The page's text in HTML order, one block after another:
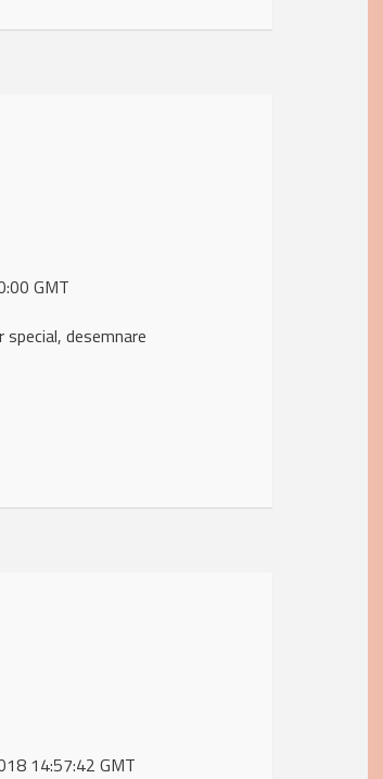
GMT
desemnare
14:57:42 GMT